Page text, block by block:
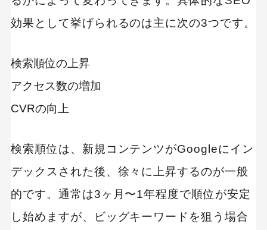
トピッククラスター型の構成を採用する
アンカーテキストは具体的かつ簡潔に
見出しタグ（h1〜h3）で構造を明確にする
titleタグとmeta descriptionでCTRを高める
alt属性で画像の内容を補足する
strongタグやulタグで読みやすさを強化する
JavaScript・CSSの最適化
ブラウザキャッシュとCDNの活用
オリジナル性の高いコンテンツを発信する
効果として挙げられるのは主に次の3つです。
検索順位の上昇
アクセス数の増加
CVRの向上
検索順位は、新規コンテンツがGoogleにイン
デックスされた後、徐々に上昇するのが一般
的です。通常は3ヶ月〜1年程度で順位が安定
し始めますが、ビッグキーワードを狙う場合